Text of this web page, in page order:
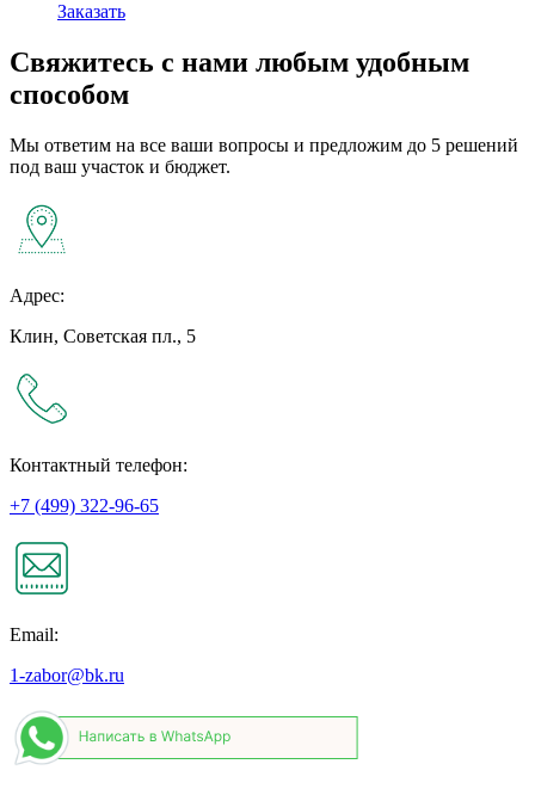
Заказать
Свяжитесь с нами любым удобным
способом
Мы ответим на все ваши вопросы и предложим до 5 решений
под ваш участок и бюджет.
Адрес:
Клин, Советская пл., 5
Контактный телефон:
+7 (499) 322-96-65
Email:
1-zabor@bk.ru